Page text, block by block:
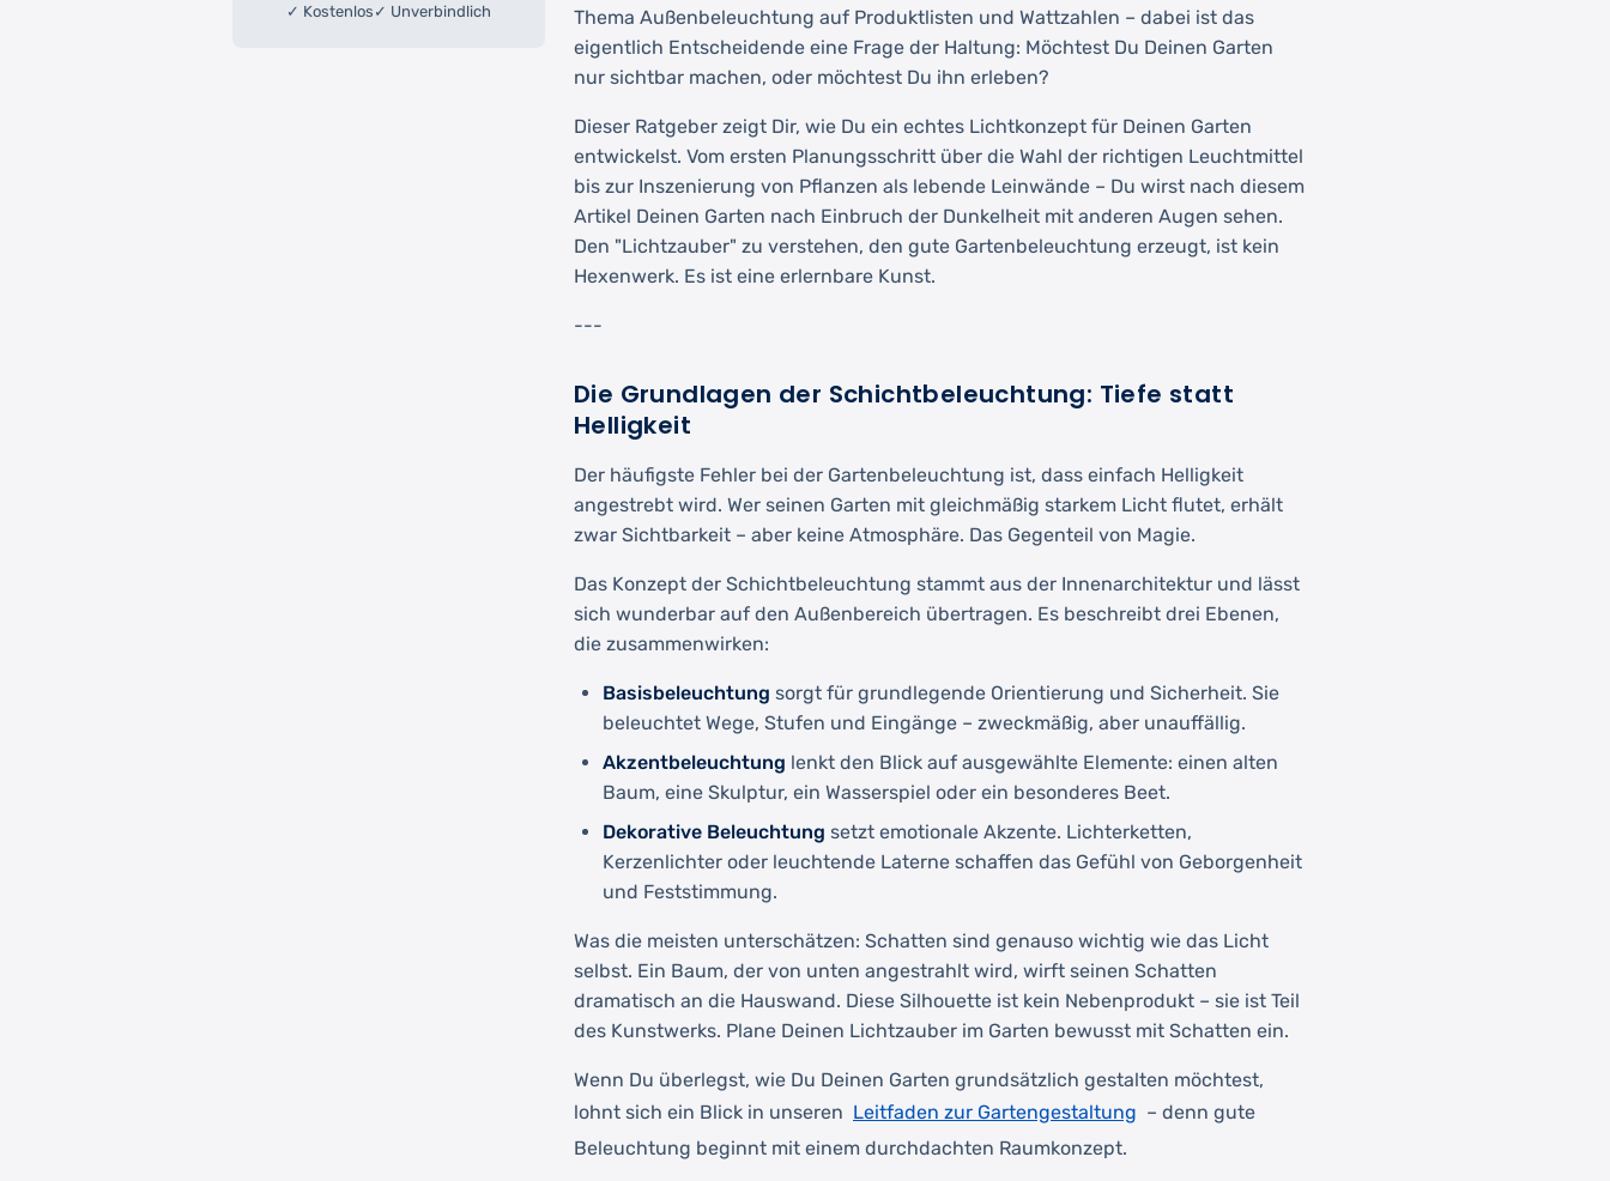
✓ Kostenlos ✓ Unverbindlich
Thema Außenbeleuchtung auf Produktlisten und Wattzahlen – dabei ist das
eigentlich Entscheidende eine Frage der Haltung: Möchtest Du Deinen Garten
nur sichtbar machen, oder möchtest Du ihn erleben?
Dieser Ratgeber zeigt Dir, wie Du ein echtes Lichtkonzept für Deinen Garten
entwickelst. Vom ersten Planungsschritt über die Wahl der richtigen Leuchtmittel
bis zur Inszenierung von Pflanzen als lebende Leinwände – Du wirst nach diesem
Artikel Deinen Garten nach Einbruch der Dunkelheit mit anderen Augen sehen.
Den "Lichtzauber" zu verstehen, den gute Gartenbeleuchtung erzeugt, ist kein
Hexenwerk. Es ist eine erlernbare Kunst.
---
Die Grundlagen der Schichtbeleuchtung: Tiefe statt
Helligkeit
Der häufigste Fehler bei der Gartenbeleuchtung ist, dass einfach Helligkeit
angestrebt wird. Wer seinen Garten mit gleichmäßig starkem Licht flutet, erhält
zwar Sichtbarkeit – aber keine Atmosphäre. Das Gegenteil von Magie.
Das Konzept der Schichtbeleuchtung stammt aus der Innenarchitektur und lässt
sich wunderbar auf den Außenbereich übertragen. Es beschreibt drei Ebenen,
die zusammenwirken:
Basisbeleuchtung sorgt für grundlegende Orientierung und Sicherheit. Sie
beleuchtet Wege, Stufen und Eingänge – zweckmäßig, aber unauffällig.
Akzentbeleuchtung lenkt den Blick auf ausgewählte Elemente: einen alten
Baum, eine Skulptur, ein Wasserspiel oder ein besonderes Beet.
Dekorative Beleuchtung setzt emotionale Akzente. Lichterketten,
Kerzenlichter oder leuchtende Laterne schaffen das Gefühl von Geborgenheit
und Feststimmung.
Was die meisten unterschätzen: Schatten sind genauso wichtig wie das Licht
selbst. Ein Baum, der von unten angestrahlt wird, wirft seinen Schatten
dramatisch an die Hauswand. Diese Silhouette ist kein Nebenprodukt – sie ist Teil
des Kunstwerks. Plane Deinen Lichtzauber im Garten bewusst mit Schatten ein.
Wenn Du überlegst, wie Du Deinen Garten grundsätzlich gestalten möchtest,
lohnt sich ein Blick in unseren Leitfaden zur Gartengestaltung – denn gute
Beleuchtung beginnt mit einem durchdachten Raumkonzept.